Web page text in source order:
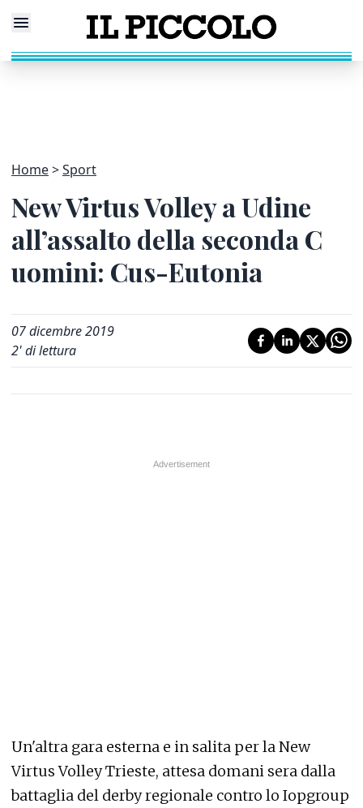
Home Sport
New Virtus Volley a Udine
all’assalto della seconda C
uomini: Cus-Eutonia
07 dicembre 2019
2' di lettura
Un'altra gara esterna e in salita per la New
Virtus Volley Trieste, attesa domani sera dalla
battaglia del derby regionale contro lo Iopgroup